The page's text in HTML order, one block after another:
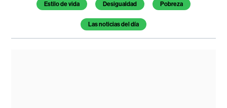
Estilo de vida Desigualdad Pobreza
Las noticias del día